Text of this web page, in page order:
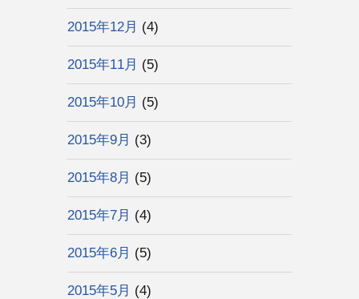
2015年12月 (4)
2015年11月 (5)
2015年10月 (5)
2015年9月 (3)
2015年8月 (5)
2015年7月 (4)
2015年6月 (5)
2015年5月 (4)